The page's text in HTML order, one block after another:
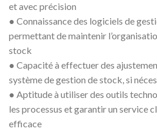
et avec précision
● Connaissance des logiciels de
permettant de maintenir
stock
● Capacité à effectuer des
système de gestion de stock, si
● Aptitude à utiliser des outils
les processus et garantir un service
efficace